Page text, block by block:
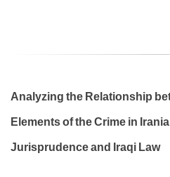
Analyzing the Relationship
Elements of the Crime in
Jurisprudence and Iraqi Law